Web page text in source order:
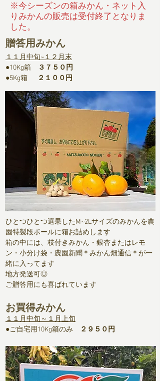
※今シーズンの箱みかん・ネット入
りみかんの販売は受付終了となりま
した。
贈答用みかん
１１月中旬~１２月末​
●10Kg箱
３７５０円
●5Kg箱 ２１００円
ひとつひとつ選果したM~2Lサイズのみかんを農
園特製段ボールに箱お詰めします
箱の中には、枝付きみかん・銀杏またはレモ
ン・小分け袋・農園新聞＊みかん畑通信＊が一
緒に入ってます
地方発送可◎
ご贈答用にも喜ばれています
​​お買得みかん
１１月中旬～１月上旬
​​●ご自宅用10Kg箱のみ
２９５０円